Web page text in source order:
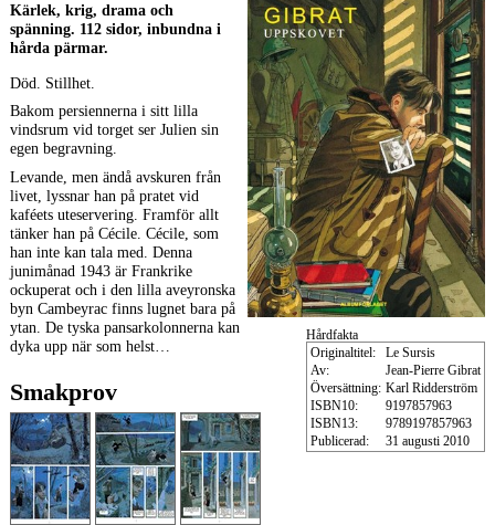
Hårdfakta
Originaltitel:
Le Sursis
Av:
Jean-Pierre Gibrat
Översättning: Karl Ridderström
ISBN10:
9197857963
ISBN13:
9789197857963
Publicerad:
31 augusti 2010
Kärlek, krig, drama och
spänning. 112 sidor, inbundna i
hårda pärmar.
Död. Stillhet.
Bakom persiennerna i sitt lilla
vindsrum vid torget ser Julien sin
egen begravning.
Levande, men ändå avskuren från
livet, lyssnar han på pratet vid
kaféets uteservering. Framför allt
tänker han på Cécile. Cécile, som
han inte kan tala med. Denna
junimånad 1943 är Frankrike
ockuperat och i den lilla aveyronska
byn Cambeyrac finns lugnet bara på
ytan. De tyska pansarkolonnerna kan
dyka upp när som helst…
Smakprov